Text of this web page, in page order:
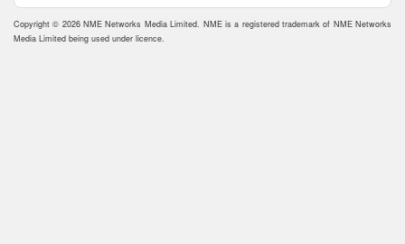
Copyright © 2026 NME Networks Media Limited. NME is a registered trademark of NME Networks
Media Limited being used under licence.